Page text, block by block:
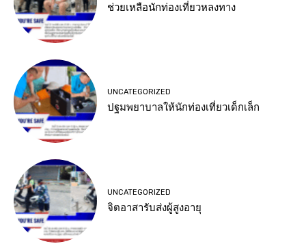
ช่วยเหลือนักท่องเที่ยวหลงทาง
UNCATEGORIZED
ปฐมพยาบาลให้นักท่องเที่ยวเด็กเล็ก
UNCATEGORIZED
จิตอาสารับส่งผู้สูงอายุ